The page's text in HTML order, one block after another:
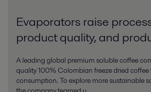
Evaporators raise
product quality, and
A leading global premium soluble coffee
quality 100% Colombian freeze dried
consumption. To explore more sustainable